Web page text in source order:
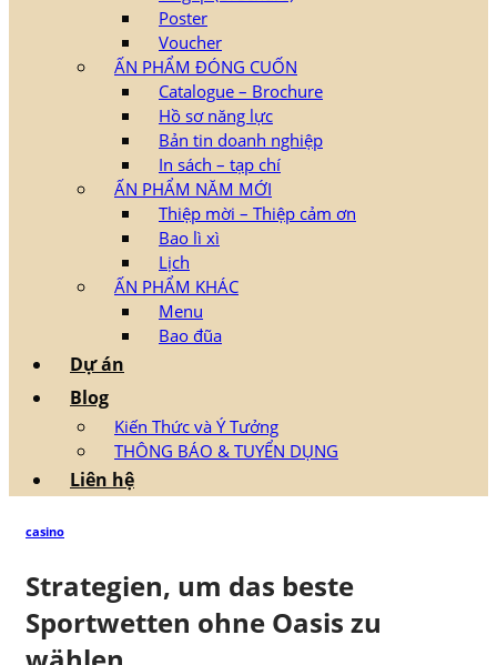
Poster
Voucher
ẤN PHẨM ĐÓNG CUỐN
Catalogue – Brochure
Hồ sơ năng lực
Bản tin doanh nghiệp
In sách – tạp chí
ẤN PHẨM NĂM MỚI
Thiệp mời – Thiệp cảm ơn
Bao lì xì
Lịch
ẤN PHẨM KHÁC
Menu
Bao đũa
Dự án
Blog
Kiến Thức và Ý Tưởng
THÔNG BÁO & TUYỂN DỤNG
Liên hệ
casino
Strategien, um das beste
Sportwetten ohne Oasis zu